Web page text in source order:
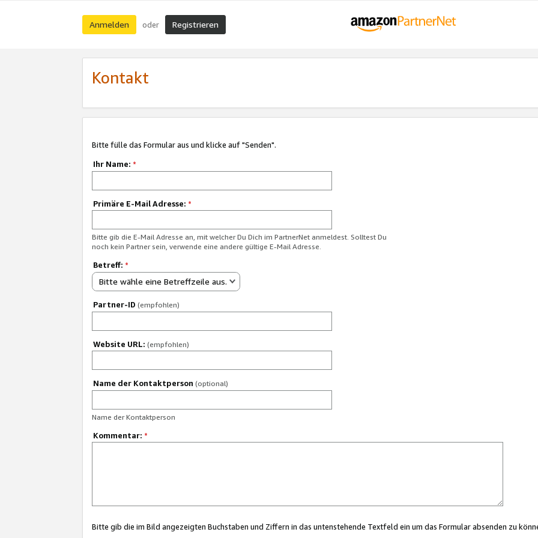
Anmelden oder Registrieren
Kontakt
Bitte fülle das Formular aus und klicke auf "Senden".
Ihr Name: *
Primäre E-Mail Adresse: *
Bitte gib die E-Mail Adresse an, mit welcher Du Dich im PartnerNet anmeldest. Solltest Du
noch kein Partner sein, verwende eine andere gültige E-Mail Adresse.
Betreff: *
Bitte wähle eine Betreffzeile aus.
Partner-ID (empfohlen)
Website URL: (empfohlen)
Name der Kontaktperson (optional)
Name der Kontaktperson
Kommentar: *
Bitte gib die im Bild angezeigten Buchstaben und Ziffern in das untenstehende Textfeld ein um das Formular absenden zu